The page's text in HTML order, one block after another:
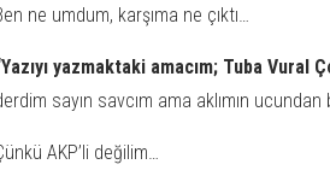
ne umdum, karşıma ne çıktı…
yazmaktaki amacım; Tuba
sayın savcım ama aklımın
AKP’li değilim…